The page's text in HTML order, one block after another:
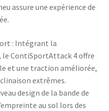
assure une expérience de
: Intégrant la
ContiSportAttack 4 offre
et une traction améliorée,
extrêmes.
design de la bande de
au sol lors des